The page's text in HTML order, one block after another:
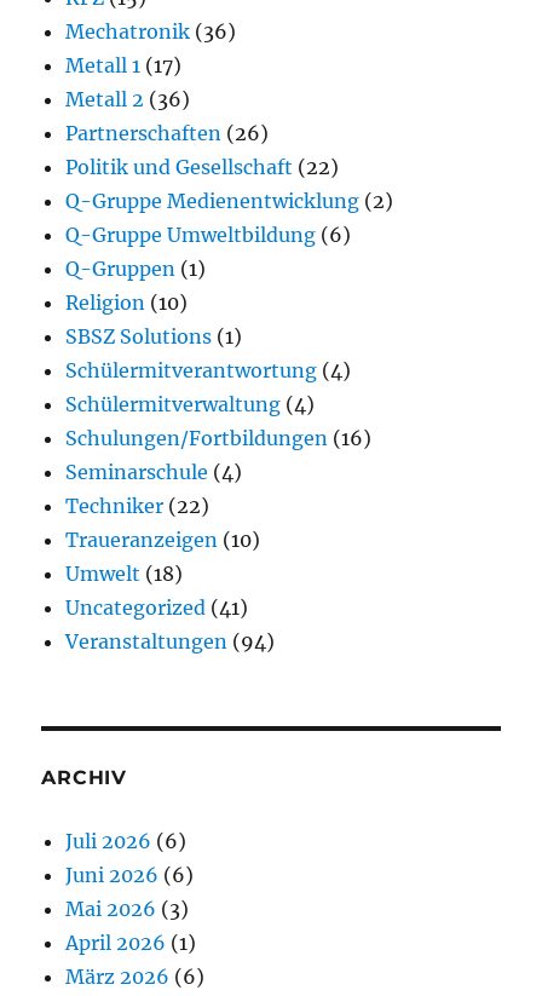
Mechatronik (36)
Metall 1 (17)
Metall 2 (36)
Partnerschaften (26)
Politik und Gesellschaft (22)
Q-Gruppe Medienentwicklung (2)
Q-Gruppe Umweltbildung (6)
Q-Gruppen (1)
Religion (10)
SBSZ Solutions (1)
Schülermitverantwortung (4)
Schülermitverwaltung (4)
Schulungen/Fortbildungen (16)
Seminarschule (4)
Techniker (22)
Traueranzeigen (10)
Umwelt (18)
Uncategorized (41)
Veranstaltungen (94)
ARCHIV
Juli 2026 (6)
Juni 2026 (6)
Mai 2026 (3)
April 2026 (1)
März 2026 (6)